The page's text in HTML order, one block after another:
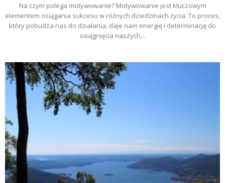
Na czym polega motywowanie? Motywowanie jest kluczowym
elementem osiągania sukcesu w różnych dziedzinach życia. To proces,
który pobudza nas do działania, daje nam energię i determinację do
osiągnięcia naszych...